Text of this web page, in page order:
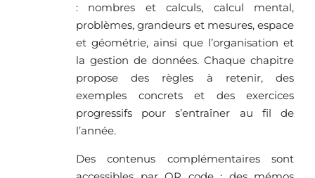
: nombres et calculs, calcul mental,
problèmes, grandeurs et mesures, espace
et géométrie, ainsi que l’organisation et
la gestion de données. Chaque chapitre
propose des règles à retenir, des
exemples concrets et des exercices
progressifs pour s’entraîner au fil de
l’année.
Des contenus complémentaires sont